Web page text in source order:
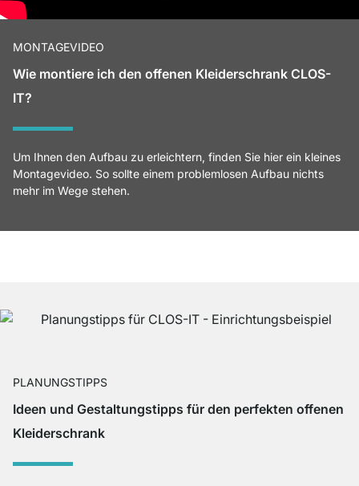
MONTAGEVIDEO
Wie montiere ich den offenen Kleiderschrank CLOS-
IT?
Um Ihnen den Aufbau zu erleichtern, finden Sie hier ein kleines
Montagevideo. So sollte einem problemlosen Aufbau nichts
mehr im Wege stehen.
PLANUNGSTIPPS
Ideen und Gestaltungstipps für den perfekten offenen
Kleiderschrank